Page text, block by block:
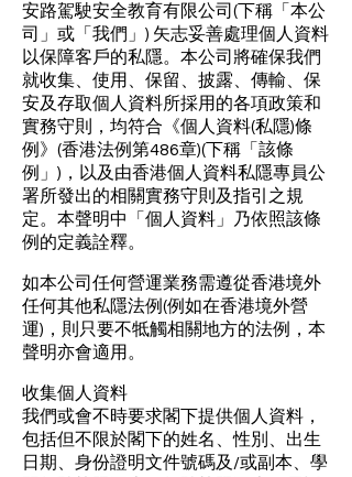
安路駕駛安全教育有限公司(下稱「本公
司」或「我們」) 矢志妥善處理個人資料
以保障客戶的私隱。本公司將確保我們
就收集、使用、保留、披露、傳輸、保
安及存取個人資料所採用的各項政策和
實務守則，均符合《個人資料(私隱)條
例》(香港法例第486章)(下稱「該條
例」)，以及由香港個人資料私隱專員公
署所發出的相關實務守則及指引之規
定。本聲明中「個人資料」乃依照該條
例的定義詮釋。
如本公司任何營運業務需遵從香港境外
任何其他私隱法例(例如在香港境外營
運)，則只要不牴觸相關地方的法例，本
聲明亦會適用。
收集個人資料
我們或會不時要求閣下提供個人資料，
包括但不限於閣下的姓名、性別、出生
日期、身份證明文件號碼及/或副本、學